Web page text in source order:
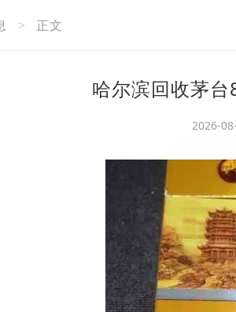
> 正文
哈尔滨回收茅
2026-